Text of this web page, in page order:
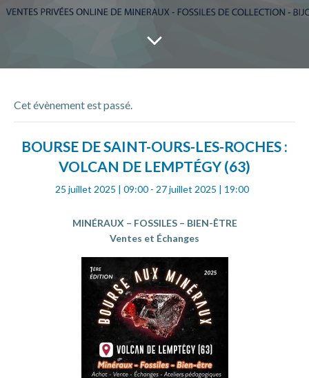
Cet évènement est passé.
BOURSE DE SAINT-OURS-LES-ROCHES :
VOLCAN DE LEMPTÉGY (63)
25 juillet 2025 | 09:00- 27 juillet 2025 | 19:00
MINÉRAUX – FOSSILES – BIEN-ÊTRE
Ventes et Échanges